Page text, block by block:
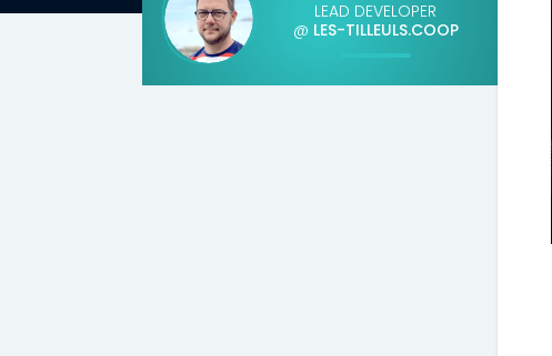
LEAD DEVELOPER
@ LES-TILLEULS.COOP